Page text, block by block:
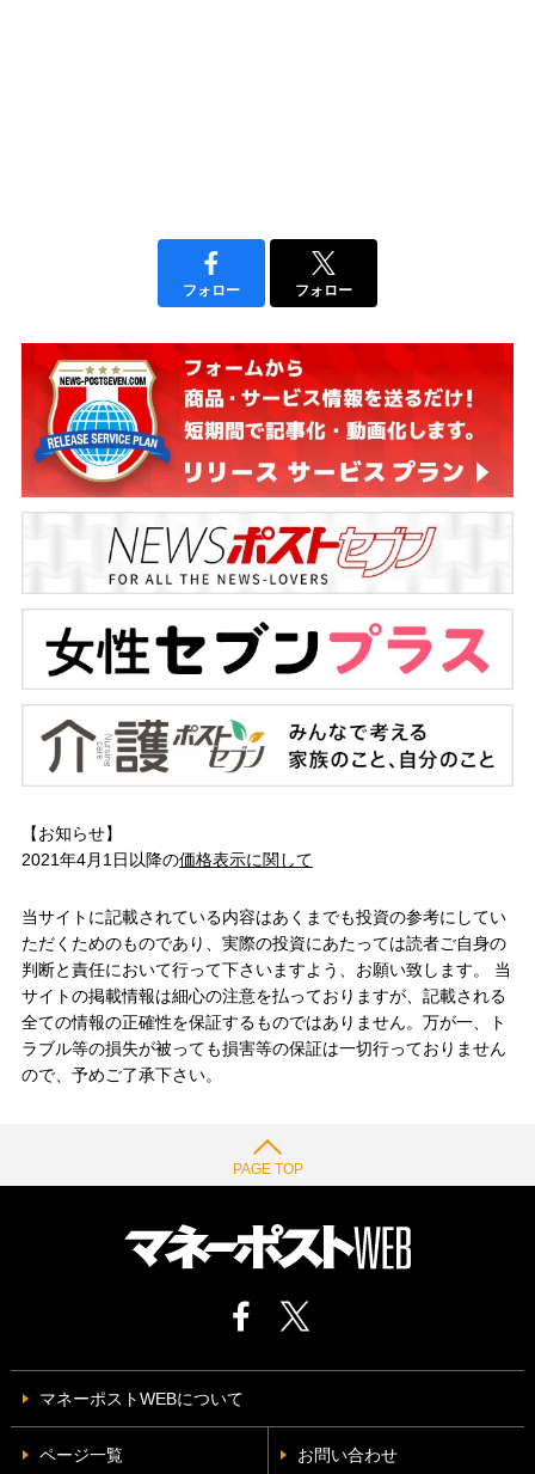
フォロー フォロー
【お知らせ】
2021年4月1日以降の価格表示に関して
当サイトに記載されている内容はあくまでも投資の参考にしてい
ただくためのものであり、実際の投資にあたっては読者ご自身の
判断と責任において行って下さいますよう、お願い致します。 当
サイトの掲載情報は細心の注意を払っておりますが、記載される
全ての情報の正確性を保証するものではありません。万が一、ト
ラブル等の損失が被っても損害等の保証は一切行っておりません
ので、予めご了承下さい。
PAGE TOP
マネーポストWEBについて
ページ一覧 お問い合わせ